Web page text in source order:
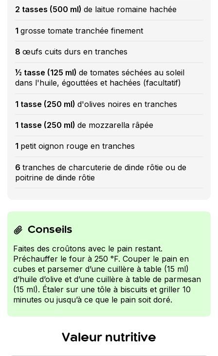
2 tasses (500 ml) de laitue romaine hachée
1 grosse tomate tranchée finement
8 œufs cuits durs en tranches
½ tasse (125 ml) de tomates séchées au soleil
dans l'huile, égouttées et hachées (facultatif)
1 tasse (250 ml) d'olives noires en tranches
1 tasse (250 ml) de mozzarella râpée
1 petit oignon rouge en tranches
6 tranches de charcuterie de dinde rôtie ou de
poitrine de dinde rôtie
Conseils
Faites des croûtons avec le pain restant.
Préchauffer le four à 250 °F. Couper le pain en
cubes et parsemer d’une cuillère à table (15 ml)
d’huile d’olive et d’une cuillère à table de parmesan
(15 ml). Étaler sur une tôle à biscuits et griller 10
minutes ou jusqu’à ce que le pain soit doré.
Valeur nutritive